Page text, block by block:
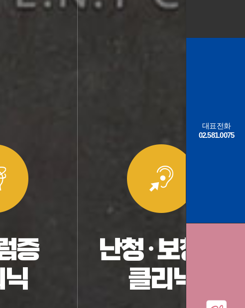
증
난청·보청기
클리닉
대표전화
02.581.0075